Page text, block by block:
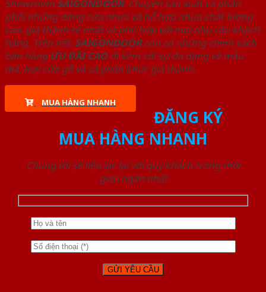
Showroom SAIGONDOOR. Chuyên sản xuất và phân
phối những dòng cửa nhựa và hỗ hợp nhựa chất lượng
cao, giá thành rẻ nhất và phù hợp với mọi nhu cầu khách
hàng. Trên hết, SAIGONDOORcòn có những chính sách
bán hàng ƯU ĐÃI CAOđi kèm với sự đa dạng về mẫu
mã, loại cửa gỗ và cả phân khúc giá thành.
MUA HÀNG NHANH
ĐĂNG KÝ
MUA HÀNG NHANH
Chúng tôi sẽ liên lạc lại với quý khách trong thời
gian ngắn nhất